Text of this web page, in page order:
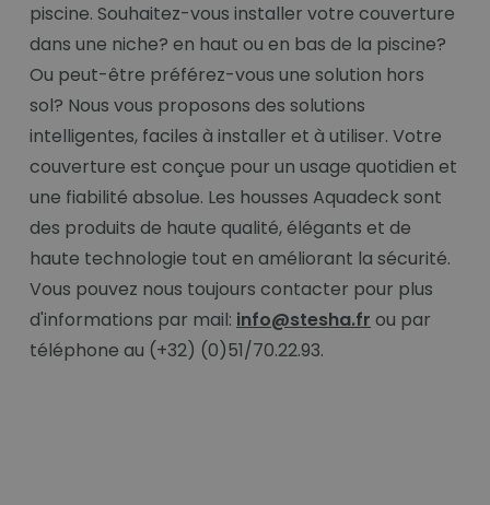
piscine. Souhaitez-vous installer votre couverture
dans une niche? en haut ou en bas de la piscine?
Ou peut-être préférez-vous une solution hors
sol? Nous vous proposons des solutions
intelligentes, faciles à installer et à utiliser. Votre
couverture est conçue pour un usage quotidien et
une fiabilité absolue. Les housses Aquadeck sont
des produits de haute qualité, élégants et de
haute technologie tout en améliorant la sécurité.
Vous pouvez nous toujours contacter pour plus
d'informations par mail: info@stesha.fr ou par
téléphone au (+32) (0)51/70.22.93.